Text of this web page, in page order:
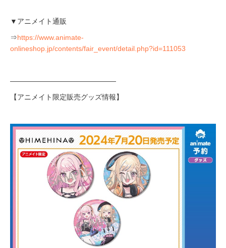
▼アニメイト通販
⇒https://www.animate-
onlineshop.jp/contents/fair_event/detail.php?id=111053
―――――――――――――――
【アニメイト限定販売グッズ情報】